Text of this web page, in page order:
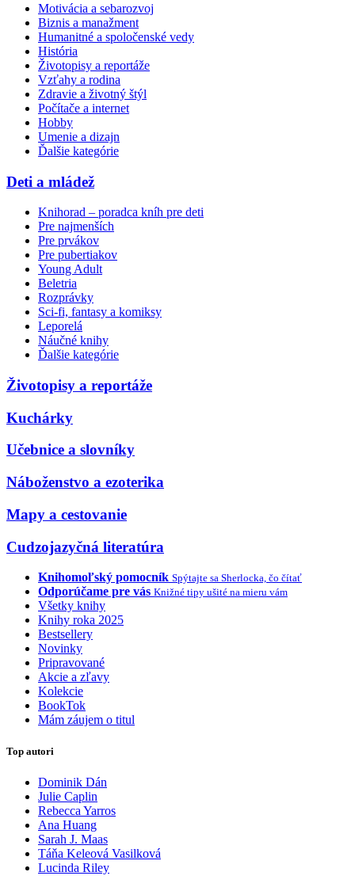
Motivácia a sebarozvoj
Biznis a manažment
Humanitné a spoločenské vedy
História
Životopisy a reportáže
Vzťahy a rodina
Zdravie a životný štýl
Počítače a internet
Hobby
Umenie a dizajn
Ďalšie kategórie
Deti a mládež
Knihorad – poradca kníh pre deti
Pre najmenších
Pre prvákov
Pre pubertiakov
Young Adult
Beletria
Rozprávky
Sci-fi, fantasy a komiksy
Leporelá
Náučné knihy
Ďalšie kategórie
Životopisy a reportáže
Kuchárky
Učebnice a slovníky
Náboženstvo a ezoterika
Mapy a cestovanie
Cudzojazyčná literatúra
Knihomoľský pomocník Spýtajte sa Sherlocka, čo čítať
Odporúčame pre vás Knižné tipy ušité na mieru vám
Všetky knihy
Knihy roka 2025
Bestsellery
Novinky
Pripravované
Akcie a zľavy
Kolekcie
BookTok
Mám záujem o titul
Top autori
Dominik Dán
Julie Caplin
Rebecca Yarros
Ana Huang
Sarah J. Maas
Táňa Keleová Vasilková
Lucinda Riley